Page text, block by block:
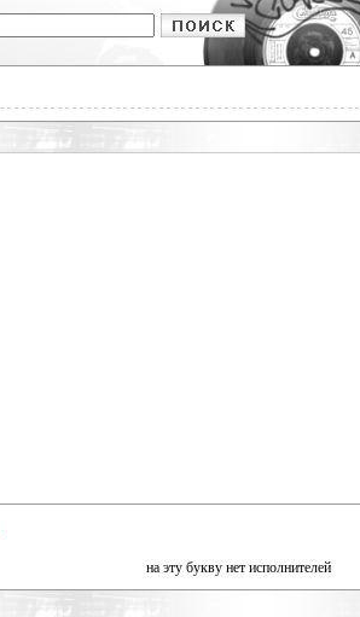
на эту букву нет исполнителей